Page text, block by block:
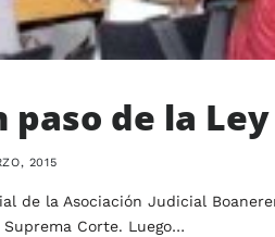
paso de la
2015
de la Asociación Judicial
Corte. Luego…